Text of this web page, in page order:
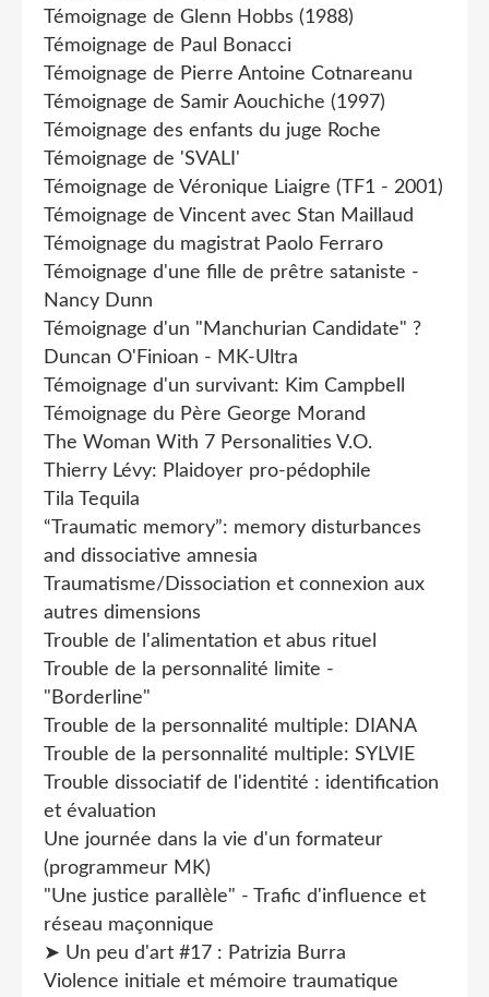
Témoignage de Glenn Hobbs (1988)
Témoignage de Paul Bonacci
Témoignage de Pierre Antoine Cotnareanu
Témoignage de Samir Aouchiche (1997)
Témoignage des enfants du juge Roche
Témoignage de 'SVALI'
Témoignage de Véronique Liaigre (TF1 - 2001)
Témoignage de Vincent avec Stan Maillaud
Témoignage du magistrat Paolo Ferraro
Témoignage d'une fille de prêtre sataniste -
Nancy Dunn
Témoignage d'un "Manchurian Candidate" ?
Duncan O'Finioan - MK-Ultra
Témoignage d'un survivant: Kim Campbell
Témoignage du Père George Morand
The Woman With 7 Personalities V.O.
Thierry Lévy: Plaidoyer pro-pédophile
Tila Tequila
“Traumatic memory”: memory disturbances
and dissociative amnesia
Traumatisme/Dissociation et connexion aux
autres dimensions
Trouble de l'alimentation et abus rituel
Trouble de la personnalité limite -
"Borderline"
Trouble de la personnalité multiple: DIANA
Trouble de la personnalité multiple: SYLVIE
Trouble dissociatif de l'identité : identification
et évaluation
Une journée dans la vie d'un formateur
(programmeur MK)
"Une justice parallèle" - Trafic d'influence et
réseau maçonnique
➤ Un peu d'art #17 : Patrizia Burra
Violence initiale et mémoire traumatique